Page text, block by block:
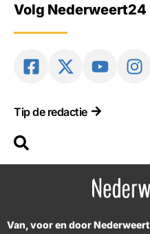
Volg Nederweert24
Tip de redactie
Van, voor en door Nederweert